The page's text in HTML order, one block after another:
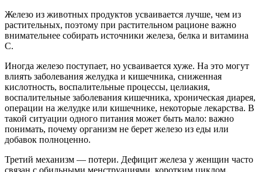
Железо из животных продуктов усваивается лучше, чем из
растительных, поэтому при растительном рационе важно
внимательнее собирать источники железа, белка и витамина
C.
Иногда железо поступает, но усваивается хуже. На это могут
влиять заболевания желудка и кишечника, сниженная
кислотность, воспалительные процессы, целиакия,
воспалительные заболевания кишечника, хроническая диарея,
операции на желудке или кишечнике, некоторые лекарства. В
такой ситуации одного питания может быть мало: важно
понимать, почему организм не берет железо из еды или
добавок полноценно.
Третий механизм — потери. Дефицит железа у женщин часто
связан с обильными менструациями, коротким циклом,